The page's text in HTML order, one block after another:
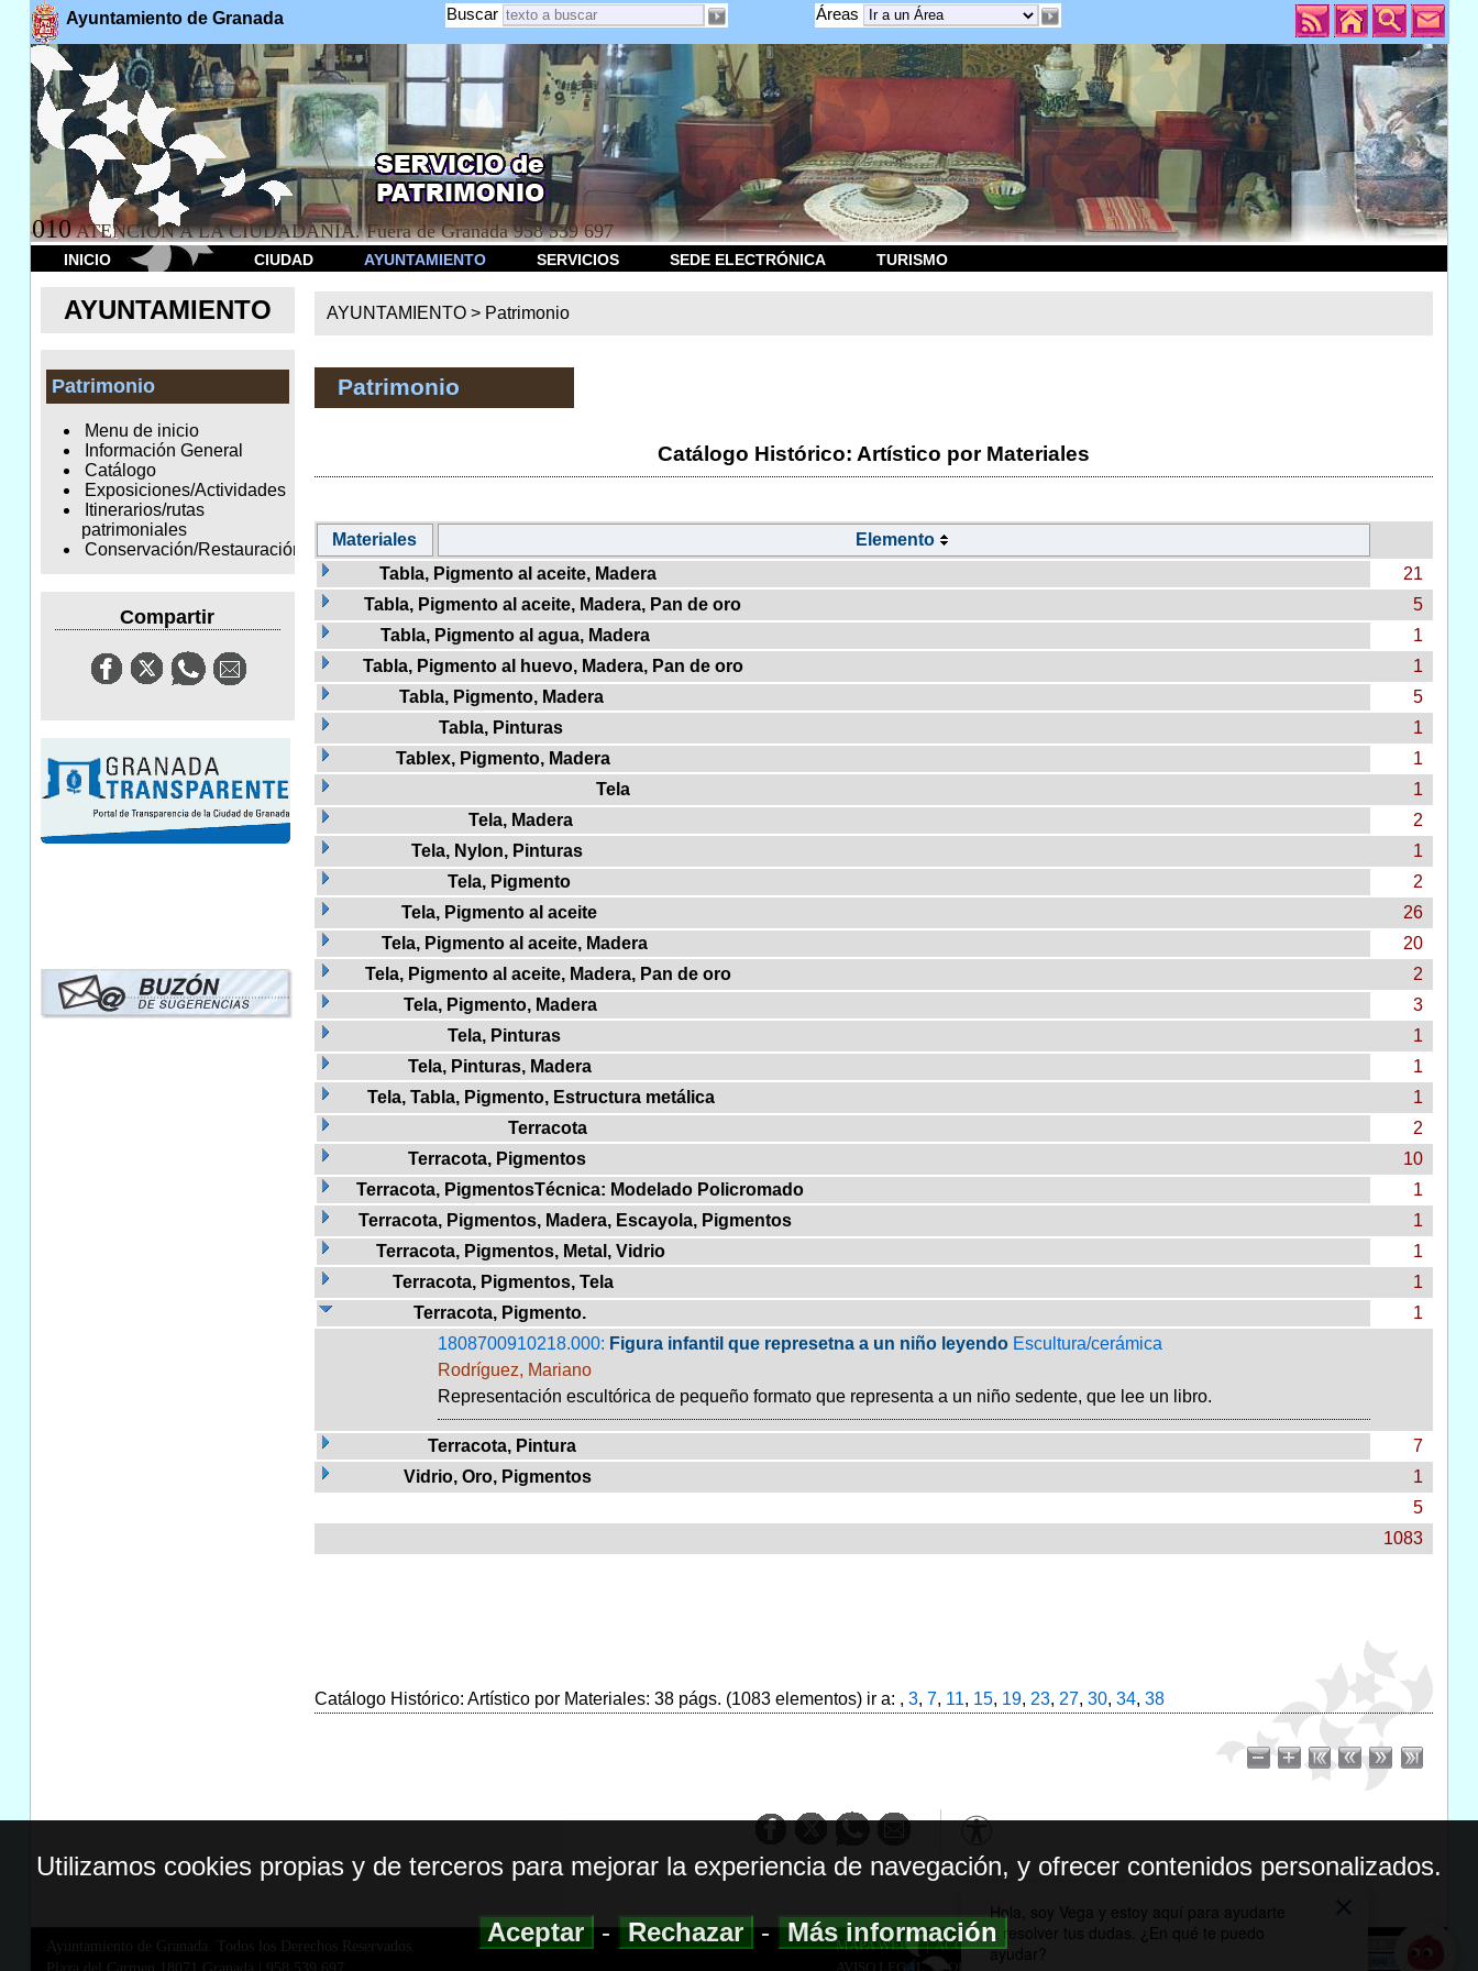
Ayuntamiento de Granada Áreas
Buscar
010 ATENCION A LA CIUDADANÍA. Fuera de Granada 958 539 697
INICIO CIUDAD AYUNTAMIENTO SERVICIOS SEDE ELECTRÓNICA TURISMO
AYUNTAMIENTO
Patrimonio
Menu de inicio
Información General
Catálogo
Exposiciones/Actividades
Itinerarios/rutas
patrimoniales
Conservación/Restauración
Compartir
AYUNTAMIENTO > Patrimonio
Patrimonio
Catálogo Histórico: Artístico por Materiales
Materiales
Elemento
Tabla, Pigmento al aceite, Madera
21
Tabla, Pigmento al aceite, Madera, Pan de oro
5
Tabla, Pigmento al agua, Madera
1
Tabla, Pigmento al huevo, Madera, Pan de oro
1
Tabla, Pigmento, Madera
5
Tabla, Pinturas
1
Tablex, Pigmento, Madera
1
Tela
1
Tela, Madera
2
Tela, Nylon, Pinturas
1
Tela, Pigmento
2
Tela, Pigmento al aceite
26
Tela, Pigmento al aceite, Madera
20
Tela, Pigmento al aceite, Madera, Pan de oro
2
Tela, Pigmento, Madera
3
Tela, Pinturas
1
Tela, Pinturas, Madera
1
Tela, Tabla, Pigmento, Estructura metálica
1
Terracota
2
Terracota, Pigmentos
10
Terracota, PigmentosTécnica: Modelado Policromado
1
Terracota, Pigmentos, Madera, Escayola, Pigmentos
1
Terracota, Pigmentos, Metal, Vidrio
1
Terracota, Pigmentos, Tela
1
Terracota, Pigmento.
1
1808700910218.000: Figura infantil que represetna a un niño leyendo Escultura/cerámica
Rodríguez, Mariano
Representación escultórica de pequeño formato que representa a un niño sedente, que lee un libro.
Terracota, Pintura
7
Vidrio, Oro, Pigmentos
1
5
1083
Catálogo Histórico: Artístico por Materiales: 38 págs. (1083 elementos) ir a: , 3, 7, 11, 15, 19, 23, 27, 30, 34, 38
Ayuntamiento de Granada. Todos los Derechos Reservados.
MAPA WEB|ACCESIBILIDAD
AVISO LEGAL| POLITICA DE PRIVACIDAD
Utilizamos cookies propias y de terceros para mejorar la experiencia de navegación, y ofrecer contenidos personalizados.
Aceptar-Rechazar-Más información